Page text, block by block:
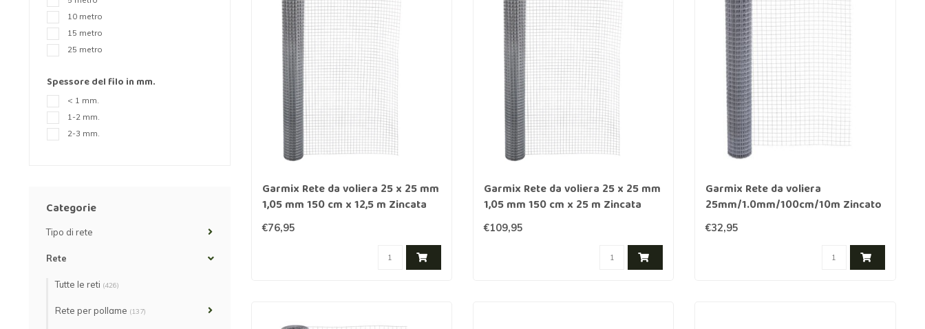
Rete esagonale
Filo per rete
Recinzione per lupi
Staccionata frangivista
Stuoie di canne
Recinzioni elettrificate
Filo spinato
Reti di protezione per
Recinzioni grondaie
10 metro
15 metro
25 metro
Spessore del filo in mm.
< 1 mm.
1-2 mm.
2-3 mm.
Categorie
Tipo di rete
Rete
Tutte le reti (426)
Rete per pollame (137)
Garmix Rete da voliera 25 x 25 mm
1,05 mm 150 cm x 12,5 m Zincata
€76,95
Garmix Rete da voliera 25 x 25 mm
1,05 mm 150 cm x 25 m Zincata
€109,95
Garmix Rete da voliera
25mm/1.0mm/100cm/10m Zincato
€32,95